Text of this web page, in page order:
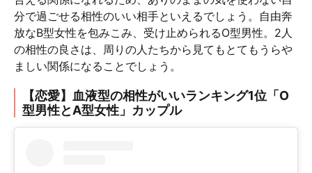
分で過ごせる相性のいい相手といえるでしょう。自由奔
放なB型女性を包みこみ、受け止められるO型男性。2人
の相性の良さは、周りの人たちから見てもとてもうらや
ましい関係になることでしょう。
【恋愛】血液型の相性がいいランキング1位「O
型男性とA型女性」カップル